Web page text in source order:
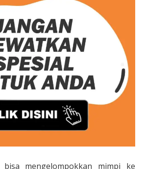
mengelompokkan mimpi ke